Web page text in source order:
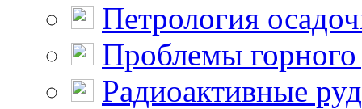
Петрология
Проблемы горного
Радиоактивные